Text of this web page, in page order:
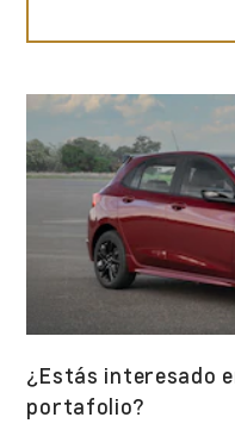
¿Estás interesado
portafolio?